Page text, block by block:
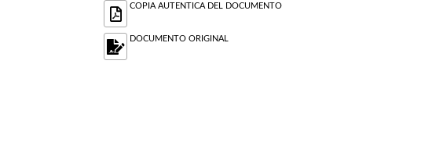
COPIA AUTENTICA DEL DOCUMENTO
DOCUMENTO ORIGINAL